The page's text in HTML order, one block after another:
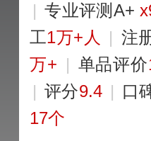
| 专业评测A+
工1万+人 | 注
万+ | 单品评价
| 评分9.4 | 口
17个